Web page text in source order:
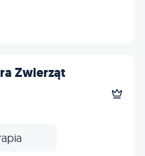
Zwierząt